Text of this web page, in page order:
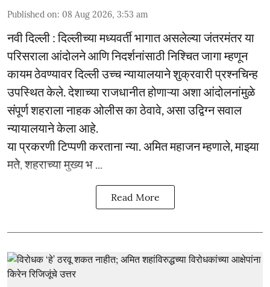
Published on: 08 Aug 2026, 3:53 am
नवी दिल्ली : दिल्लीच्या मध्यवर्ती भागात असलेल्या जंतरमंतर या
परिसराला आंदोलने आणि निदर्शनांसाठी निश्चित जागा म्हणून
कायम ठेवण्यावर दिल्ली उच्च न्यायालयाने शुक्रवारी प्रश्नचिन्ह
उपस्थित केले. देशाच्या राजधानीत होणाऱ्या अशा आंदोलनांमुळे
संपूर्ण शहराला नाहक ओलीस का ठेवावे, असा उद्विग्न सवाल
न्यायालयाने केला आहे.
या प्रकरणी टिप्पणी करताना न्या. अमित महाजन म्हणाले, माझ्या
मते, शहराच्या मुख्य भ ...
Read More